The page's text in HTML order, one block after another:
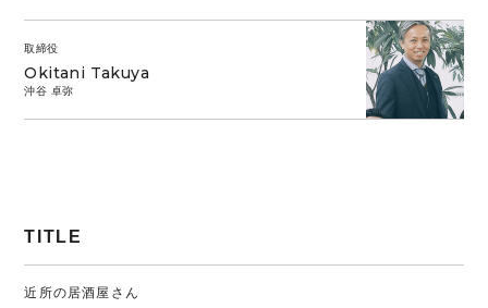
取締役
Okitani Takuya
沖谷 卓弥
TITLE
近所の居酒屋さん